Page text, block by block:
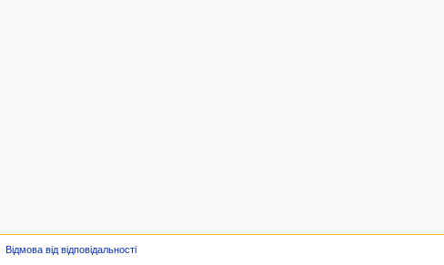
Відмова від відповідальності